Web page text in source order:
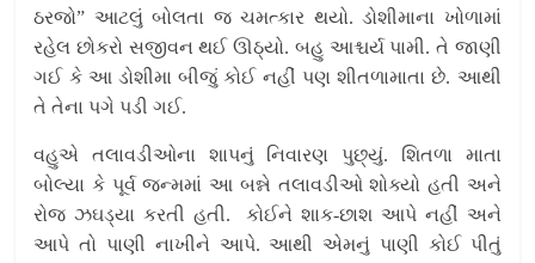
ઠરજો” આટલું બોલતા જ ચમત્કાર થયો. ડોશીમાના ખોળામાં
રહેલ છોકરો સજીવન થઈ ઊઠ્યો. બહુ આશ્ચર્ય પામી. તે જાણી
ગઈ કે આ ડોશીમા બીજું કોઈ નહીં પણ શીતળામાતા છે. આથી
તે તેના પગે પડી ગઈ.
વહુએ તલાવડીઓના શાપનું નિવારણ પુછ્યું. શિતળા માતા
બોલ્યા કે પૂર્વ જન્મમાં આ બન્ને તલાવડીઓ શોક્યો હતી અને
રોજ ઝઘડ્યા કરતી હતી. કોઈને શાક-છાશ આપે નહીં અને
આપે તો પાણી નાખીને આપે. આથી એમનું પાણી કોઈ પીતું